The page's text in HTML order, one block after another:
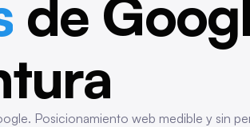
de
Posicionamiento web medible y sin